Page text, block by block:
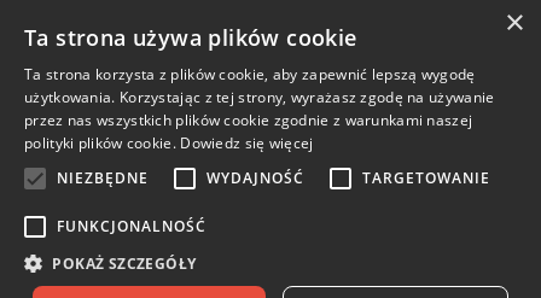
NEWSLETTER
ZAPISZ SIĘ DO
NASZEGO NEWSLETTERA
© Softika.pl 2026
×
Ta strona używa plików cookie
Ta strona korzysta z plików cookie, aby zapewnić lepszą wygodę
użytkowania. Korzystając z tej strony, wyrażasz zgodę na używanie
przez nas wszystkich plików cookie zgodnie z warunkami naszej
polityki plików cookie. Dowiedz się więcej
NIEZBĘDNE
WYDAJNOŚĆ TARGETOWANIE
FUNKCJONALNOŚĆ
POKAŻ SZCZEGÓŁY